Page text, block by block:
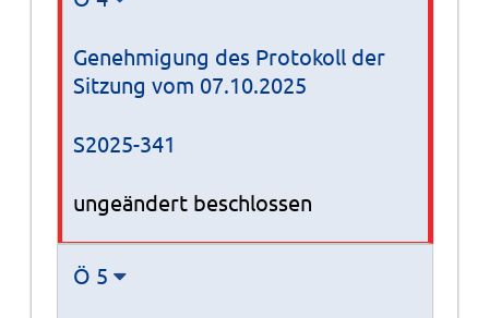
Genehmigung des Protokoll der
Sitzung vom 07.10.2025
S2025-341
ungeändert beschlossen
Ö 5